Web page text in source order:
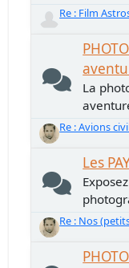
Re : Film
La
Re : Avions
Les
Re : Nos